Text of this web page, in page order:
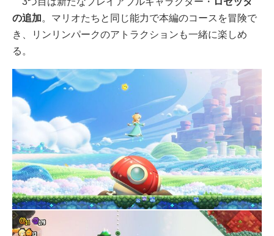
の追加。マリオたちと同じ能力で本編のコースを冒険で
き、リンリンパークのアトラクションも一緒に楽しめ
る。